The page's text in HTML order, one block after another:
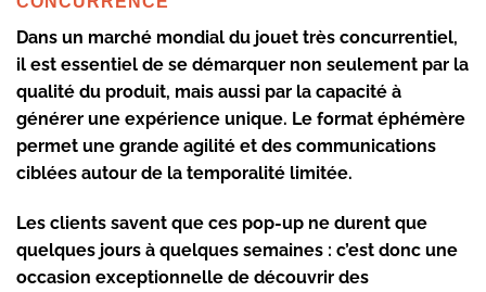
Dans un marché mondial du jouet très concurrentiel,
il est essentiel de se démarquer non seulement par la
qualité du produit, mais aussi par la capacité à
générer une expérience unique. Le format éphémère
permet une grande agilité et des communications
ciblées autour de la temporalité limitée.
Les clients savent que ces pop-up ne durent que
quelques jours à quelques semaines : c’est donc une
occasion exceptionnelle de découvrir des